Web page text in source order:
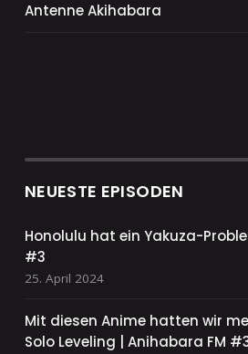
Antenne Akihabara
NEUESTE EPISODEN
Honolulu hat ein Yakuza-
#3
25. April 2024
Mit diesen Anime hatten wir
Solo Leveling | Anihabara FM